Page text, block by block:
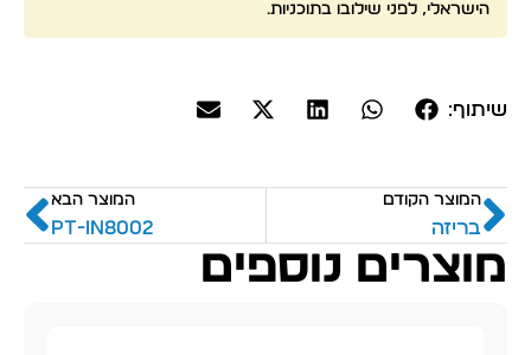
הישראלי, לפני שילובו בתוכניות.
שיתוף:
המוצר הקודם
בריזה
המוצר הבא
PT-IN8002
מוצרים נוספים